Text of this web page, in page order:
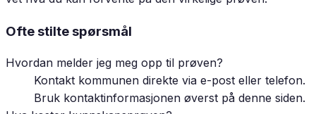
Ofte stilte spørsmål
Hvordan melder jeg meg opp til prøven?
Kontakt kommunen direkte via e-post eller telefon.
Bruk kontaktinformasjonen øverst på denne siden.